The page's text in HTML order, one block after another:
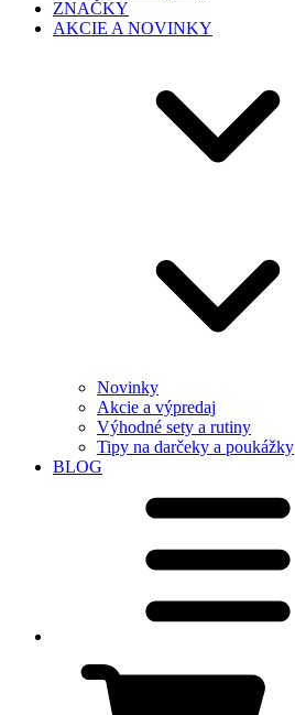
ZNAČKY
AKCIE A NOVINKY
Novinky
Akcie a výpredaj
Výhodné sety a rutiny
Tipy na darčeky a poukážky
BLOG